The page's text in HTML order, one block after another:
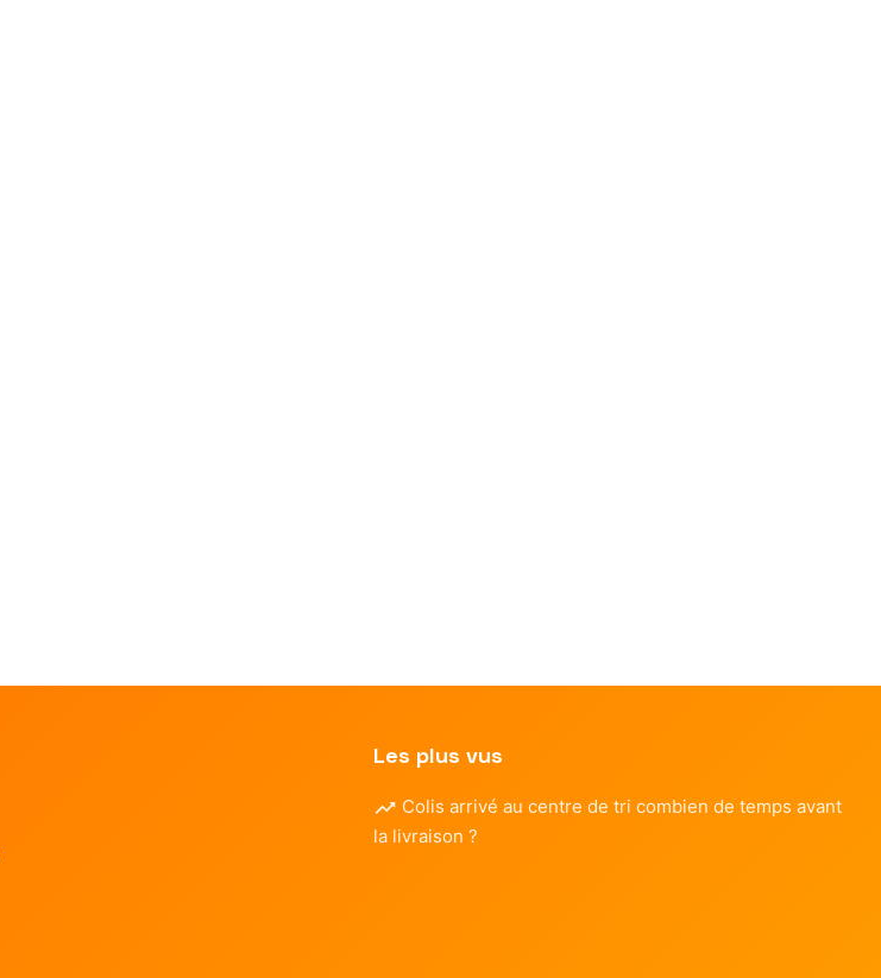
Les plus vus
Colis arrivé au centre de tri combien de temps avant
la livraison ?